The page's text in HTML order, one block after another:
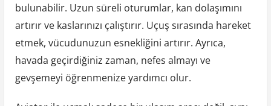
bulunabilir. Uzun süreli oturumlar, kan dolaşımını
artırır ve kaslarınızı çalıştırır. Uçuş sırasında hareket
etmek, vücudunuzun esnekliğini artırır. Ayrıca,
havada geçirdiğiniz zaman, nefes almayı ve
gevşemeyi öğrenmenize yardımcı olur.